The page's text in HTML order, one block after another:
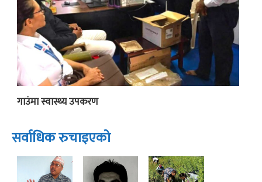
गाउंमा स्वास्थ्य उपकरण
सर्वाधिक रुचाइएको